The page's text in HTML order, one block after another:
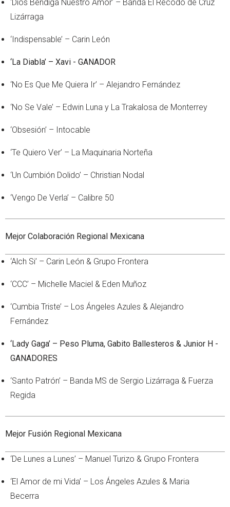
‘Dios Bendiga Nuestro Amor’ – Banda El Recodo de Cruz
Lizárraga
‘Indispensable’ – Carin León
‘La Diabla’ – Xavi - GANADOR
‘No Es Que Me Quiera Ir’ – Alejandro Fernández
‘No Se Vale’ – Edwin Luna y La Trakalosa de Monterrey
‘Obsesión’ – Intocable
‘Te Quiero Ver’ – La Maquinaria Norteña
‘Un Cumbión Dolido’ – Christian Nodal
‘Vengo De Verla’ – Calibre 50
Mejor Colaboración Regional Mexicana
‘Alch Si’ – Carin León & Grupo Frontera
‘CCC’ – Michelle Maciel & Eden Muñoz
‘Cumbia Triste’ – Los Ángeles Azules & Alejandro
Fernández
‘Lady Gaga’ – Peso Pluma, Gabito Ballesteros & Junior H -
GANADORES
‘Santo Patrón’ – Banda MS de Sergio Lizárraga & Fuerza
Regida
Mejor Fusión Regional Mexicana
‘De Lunes a Lunes’ – Manuel Turizo & Grupo Frontera
‘El Amor de mi Vida’ – Los Ángeles Azules & Maria
Becerra